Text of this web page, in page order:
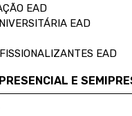
EAD
EAD
EAD
E